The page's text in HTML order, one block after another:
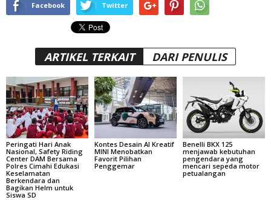
Facebook Twitter
ARTIKEL TERKAIT DARI PENULIS
Peringati Hari Anak
Nasional, Safety Riding
Center DAM Bersama
Polres Cimahi Edukasi
Keselamatan
Berkendara dan
Bagikan Helm untuk
Siswa SD
Kontes Desain AI Kreatif
MINI Menobatkan
Favorit Pilihan
Penggemar
Benelli BKX 125
menjawab kebutuhan
pengendara yang
mencari sepeda motor
petualangan